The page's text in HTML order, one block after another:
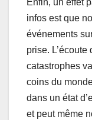
Enfin, un effet
infos est que
événements
prise.
catastrophes
coins du
dans un état
et peut même